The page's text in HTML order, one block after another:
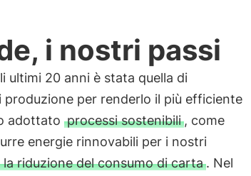
i nostri passi
ultimi 20 anni è stata quella di
per renderlo il più efficiente
adottato processi sostenibili, come
energie rinnovabili per i nostri
riduzione del consumo di carta. Nel